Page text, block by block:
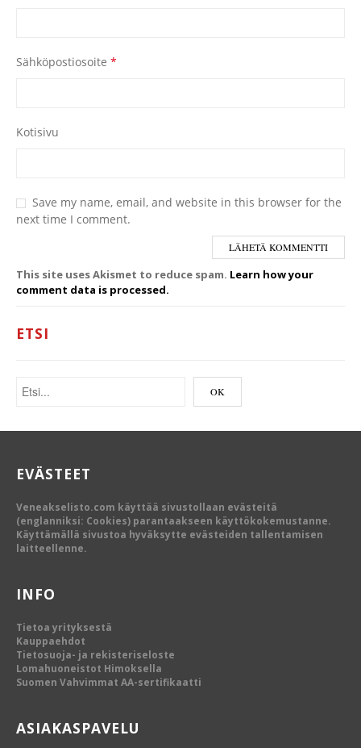
Sähköpostiosoite *
Kotisivu
Save my name, email, and website in this browser for the
next time I comment.
This site uses Akismet to reduce spam. Learn how your
comment data is processed.
ETSI
EVÄSTEET
Veneakselisto.com käyttää sivustollaan evästeitä
(englanniksi: Cookies) parantaakseen käyttökokemustanne.
Käyttämällä sivustoa hyväksytte evästeiden tallentamisen
laitteellenne.
INFO
Tietoa yrityksestä
Kauppaehdot
Tietosuoja- ja rekisteriseloste
Lomahuoneistot Himoksella
Suomen Vahvimmat AA-sertifikaatti
ASIAKASPAVELU